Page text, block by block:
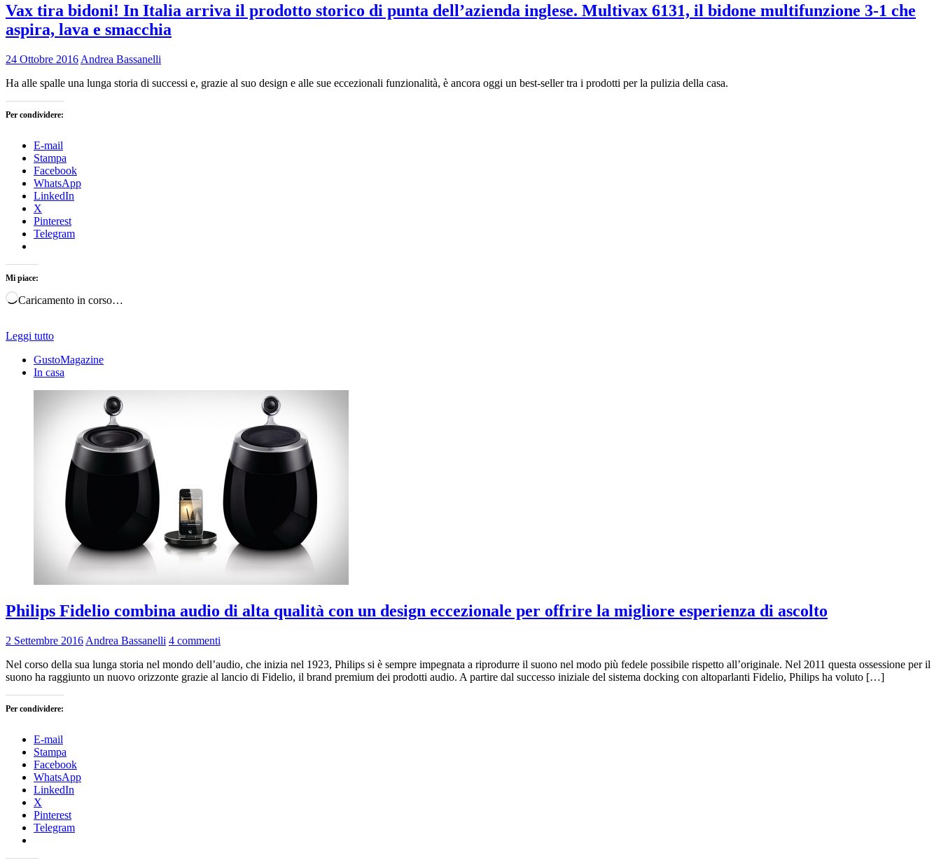
Vax tira bidoni! In Italia arriva il prodotto storico di punta dell’azienda inglese. Multivax 6131, il bidone multifunzione 3-1 che
aspira, lava e smacchia
24 Ottobre 2016 Andrea Bassanelli
Ha alle spalle una lunga storia di successi e, grazie al suo design e alle sue eccezionali funzionalità, è ancora oggi un best-seller tra i prodotti per la pulizia della casa.
Per condividere:
E-mail
Stampa
Facebook
WhatsApp
LinkedIn
X
Pinterest
Telegram
Mi piace:
Caricamento in corso…
Leggi tutto
GustoMagazine
In casa
Philips Fidelio combina audio di alta qualità con un design eccezionale per offrire la migliore esperienza di ascolto
2 Settembre 2016 Andrea Bassanelli 4 commenti
Nel corso della sua lunga storia nel mondo dell’audio, che inizia nel 1923, Philips si è sempre impegnata a riprodurre il suono nel modo più fedele possibile rispetto all’originale. Nel 2011 questa ossessione per il
suono ha raggiunto un nuovo orizzonte grazie al lancio di Fidelio, il brand premium dei prodotti audio. A partire dal successo iniziale del sistema docking con altoparlanti Fidelio, Philips ha voluto […]
Per condividere:
E-mail
Stampa
Facebook
WhatsApp
LinkedIn
X
Pinterest
Telegram